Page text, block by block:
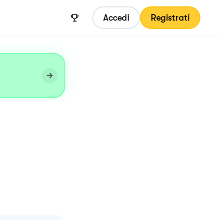
Accedi Registrati